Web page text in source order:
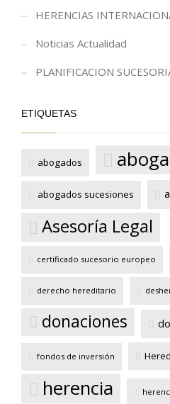
HERENCIAS
Noticias Actualidad
PLANIFICACION
ETIQUETAS
abogados
abogados sucesiones
Asesoría Legal
certificado sucesorio europeo
derecho hereditario
donaciones
fondos de inversión
herencia